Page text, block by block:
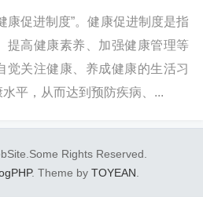
康促进制度”。健康促进制度是指
提高健康素养、加强健康管理等
觉关注健康、养成健康的生活习
平，从而达到预防疾病、...
Rights Reserved.
. Theme by TOYEAN